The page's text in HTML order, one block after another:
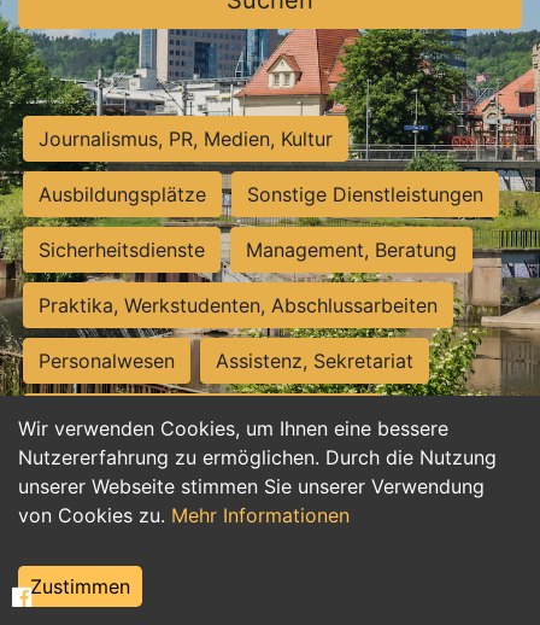
Wir verwenden Cookies, um Ihnen eine bessere
Nutzererfahrung zu ermöglichen. Durch die Nutzung
unserer Webseite stimmen Sie unserer Verwendung
von Cookies zu. Mehr Informationen
Zustimmen
Journalismus, PR, Medien, Kultur
Ausbildungsplätze Sonstige Dienstleistungen
Sicherheitsdienste Management, Beratung
Praktika, Werkstudenten, Abschlussarbeiten
Personalwesen Assistenz, Sekretariat
Hilfskräfte, Aushilfs- und Nebenjobs
Einkauf, Logistik, Materialwirtschaft
Weiterbildung, Studium, duale Ausbildung
Tourismus